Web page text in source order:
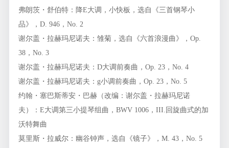
弗朗茨・舒伯特：降E大调，小快板，选自《三首钢琴小
品》，D. 946，No. 2
谢尔盖・拉赫玛尼诺夫：雏菊，选自《六首浪漫曲》，Op.
38，No. 3
谢尔盖・拉赫玛尼诺夫：D大调前奏曲，Op. 23，No. 4
谢尔盖・拉赫玛尼诺夫：g小调前奏曲，Op. 23，No. 5
约翰・塞巴斯蒂安・巴赫（改编：谢尔盖・拉赫玛尼诺
夫）：E大调第三小提琴组曲，BWV 1006，III.回旋曲式的加
沃特舞曲
莫里斯・拉威尔：幽谷钟声，选自《镜子》，M. 43，No. 5